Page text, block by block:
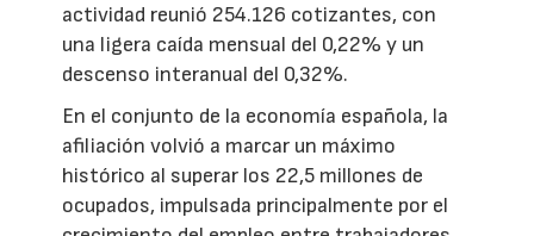
actividad reunió 254.126 cotizantes, con
una ligera caída mensual del 0,22% y un
descenso interanual del 0,32%.
En el conjunto de la economía española, la
afiliación volvió a marcar un máximo
histórico al superar los 22,5 millones de
ocupados, impulsada principalmente por el